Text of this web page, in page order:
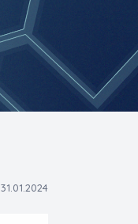
31.01.2024